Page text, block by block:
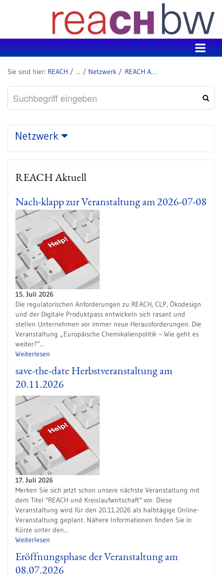
REACH Netzwerk REACH Aktuell
Netzwerk
REACH Aktuell
Nach-klapp zur Veranstaltung am 2026-07-08
15. Juli 2026
Die regulatorischen Anforderungen zu REACH, CLP, Ökodesign
und der Digitale Produktpass entwickeln sich rasant und
stellen Unternehmen vor immer neue Herausforderungen. Die
Veranstaltung „Europäische Chemikalienpolitik – Wie geht es
weiter?“...
Weiterlesen
save-the-date Herbstveranstaltung am
20.11.2026
17. Juli 2026
Merken Sie sich jetzt schon unsere nächste Veranstaltung mit
dem Titel "REACH und Kreislaufwirtschaft" vor. Diese
Veranstaltung wird für den 20.11.2026 als halbtägige Online-
Veranstaltung geplant. Nähere Informationen finden Sie in
Kürze unter den...
Weiterlesen
Eröffnungsphase der Veranstaltung am
08.07.2026